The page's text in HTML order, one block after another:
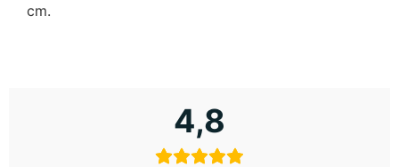
4,8
cm.